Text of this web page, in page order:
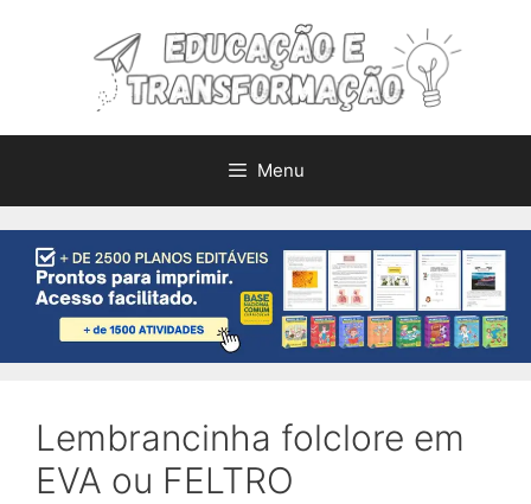
Menu
Lembrancinha folclore em
EVA ou FELTRO